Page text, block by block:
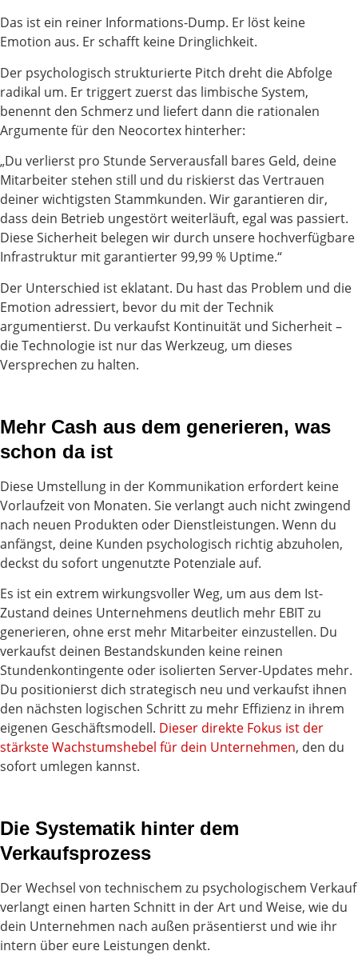
Das ist ein reiner Informations-Dump. Er löst keine
Emotion aus. Er schafft keine Dringlichkeit.
Der psychologisch strukturierte Pitch dreht die Abfolge
radikal um. Er triggert zuerst das limbische System,
benennt den Schmerz und liefert dann die rationalen
Argumente für den Neocortex hinterher:
„Du verlierst pro Stunde Serverausfall bares Geld, deine
Mitarbeiter stehen still und du riskierst das Vertrauen
deiner wichtigsten Stammkunden. Wir garantieren dir,
dass dein Betrieb ungestört weiterläuft, egal was passiert.
Diese Sicherheit belegen wir durch unsere hochverfügbare
Infrastruktur mit garantierter 99,99 % Uptime.“
Der Unterschied ist eklatant. Du hast das Problem und die
Emotion adressiert, bevor du mit der Technik
argumentierst. Du verkaufst Kontinuität und Sicherheit –
die Technologie ist nur das Werkzeug, um dieses
Versprechen zu halten.
Mehr Cash aus dem generieren, was
schon da ist
Diese Umstellung in der Kommunikation erfordert keine
Vorlaufzeit von Monaten. Sie verlangt auch nicht zwingend
nach neuen Produkten oder Dienstleistungen. Wenn du
anfängst, deine Kunden psychologisch richtig abzuholen,
deckst du sofort ungenutzte Potenziale auf.
Es ist ein extrem wirkungsvoller Weg, um aus dem Ist-
Zustand deines Unternehmens deutlich mehr EBIT zu
generieren, ohne erst mehr Mitarbeiter einzustellen. Du
verkaufst deinen Bestandskunden keine reinen
Stundenkontingente oder isolierten Server-Updates mehr.
Du positionierst dich strategisch neu und verkaufst ihnen
den nächsten logischen Schritt zu mehr Effizienz in ihrem
eigenen Geschäftsmodell. Dieser direkte Fokus ist der
stärkste Wachstumshebel für dein Unternehmen, den du
sofort umlegen kannst.
Die Systematik hinter dem
Verkaufsprozess
Der Wechsel von technischem zu psychologischem Verkauf
verlangt einen harten Schnitt in der Art und Weise, wie du
dein Unternehmen nach außen präsentierst und wie ihr
intern über eure Leistungen denkt.